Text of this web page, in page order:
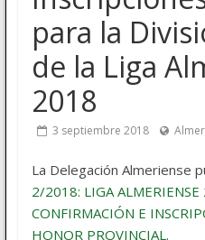
para la
de la Liga
2018
3 septiembre 2018
La Delegación Almeriense
2/2018: LIGA
CONFIRMACIÓN E
HONOR PROVINCIAL.